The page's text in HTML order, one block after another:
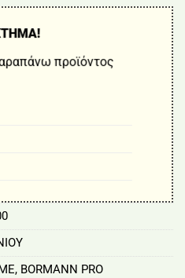
προϊόντος
, BORMANN PRO